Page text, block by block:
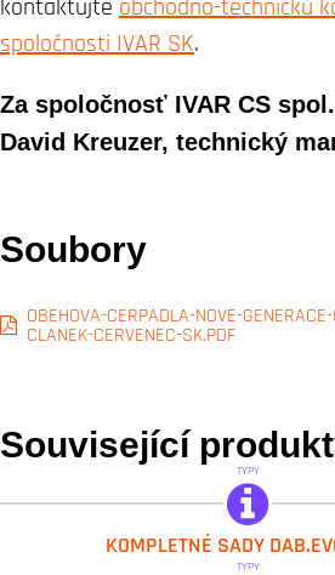
kontaktujte obchodno-technickú
spoločnosti IVAR SK.
Za spoločnosť IVAR CS
David Kreuzer, technický
Soubory
OBEHOVA-CERPADLA-NOVE-
CLANEK-CERVENEC-SK.PDF
Související
TYPY
DAB.EVOSTA KIT
KOMPLETNÉ SADY
TYPY